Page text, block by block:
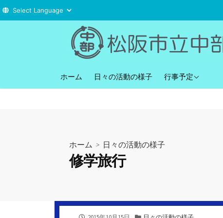
へ
ホーム 日々の活動の様子 行事予定
直近の行事予定
ホーム > 日々の活動の様子
修学旅行
公
カ